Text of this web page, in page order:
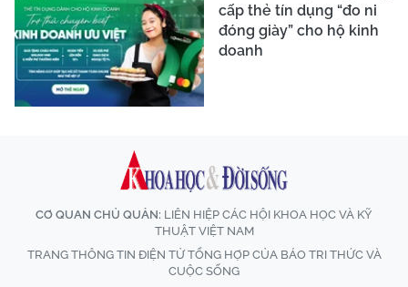
cấp thẻ tín dụng “đo ni
đóng giày” cho hộ kinh
doanh
CƠ QUAN CHỦ QUẢN: LIÊN HIỆP CÁC HỘI KHOA HỌC VÀ KỸ
THUẬT VIỆT NAM
TRANG THÔNG TIN ĐIỆN TỬ TỔNG HỢP CỦA BÁO TRI THỨC VÀ
CUỘC SỐNG